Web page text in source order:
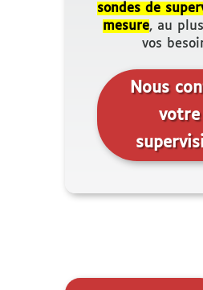
sondes de
mesure, au
vos
Nous
votre